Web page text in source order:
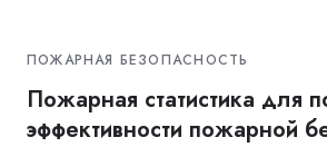
ПОЖАРНАЯ БЕЗОПАСНОСТЬ
Пожарная статистика для
эффективности пожарной